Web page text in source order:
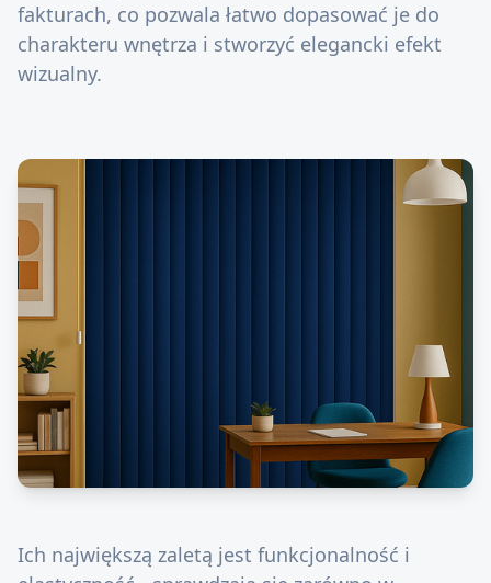
fakturach, co pozwala łatwo dopasować je do
charakteru wnętrza i stworzyć elegancki efekt
wizualny.
Ich największą zaletą jest funkcjonalność i